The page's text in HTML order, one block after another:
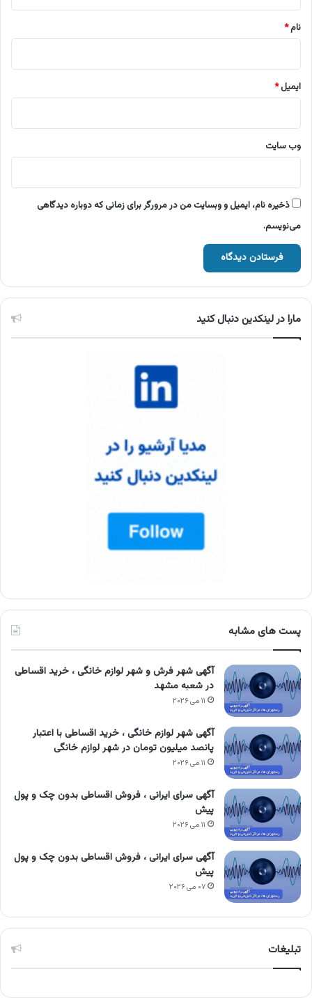
نام*
ایمیل*
وب‌ سایت
ذخیره نام، ایمیل و وبسایت من در مرورگر برای زمانی که دوباره دیدگاهی
می‌نویسم.
مارا در لینکدین دنبال کنید
پست های مشابه
آگهی شهر فرش و شهر لوازم خانگی ، خرید اقساطی
در شعبه مشهد
۱۱ می ۲۰۲۶
آگهی شهر لوازم خانگی ، خرید اقساطی با اعتبار
پانصد میلیون تومان در شهر لوازم خانگی
۱۱ می ۲۰۲۶
آگهی سرای ایرانی ، فروش اقساطی بدون چک و پول
پیش
۱۱ می ۲۰۲۶
آگهی سرای ایرانی ، فروش اقساطی بدون چک و پول
پیش
۰۷ می ۲۰۲۶
تبلیغات